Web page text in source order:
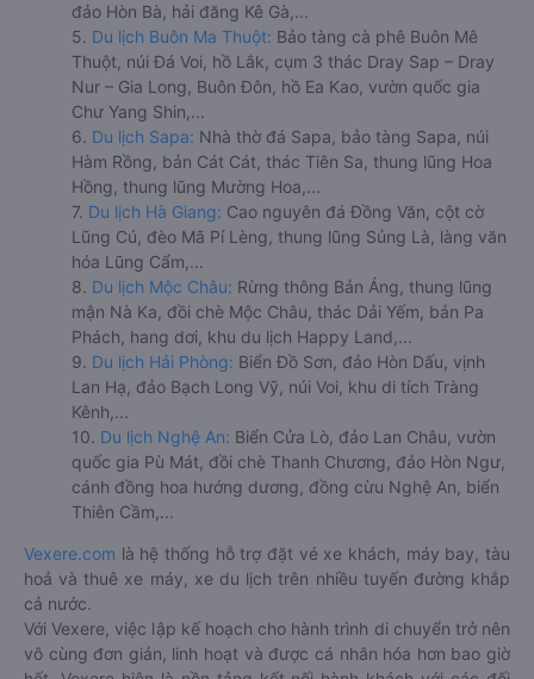
đảo Hòn Bà, hải đăng Kê Gà,...
5. Du lịch Buôn Ma Thuột: Bảo tàng cà phê Buôn Mê
Thuột, núi Đá Voi, hồ Lắk, cụm 3 thác Dray Sap – Dray
Nur – Gia Long, Buôn Đôn, hồ Ea Kao, vườn quốc gia
Chư Yang Shin,...
6. Du lịch Sapa: Nhà thờ đá Sapa, bảo tàng Sapa, núi
Hàm Rồng, bản Cát Cát, thác Tiên Sa, thung lũng Hoa
Hồng, thung lũng Mường Hoa,...
7. Du lịch Hà Giang: Cao nguyên đá Đồng Văn, cột cờ
Lũng Cú, đèo Mã Pí Lèng, thung lũng Sủng Là, làng văn
hóa Lũng Cẩm,...
8. Du lịch Mộc Châu: Rừng thông Bản Áng, thung lũng
mận Nà Ka, đồi chè Mộc Châu, thác Dải Yếm, bản Pa
Phách, hang dơi, khu du lịch Happy Land,...
9. Du lịch Hải Phòng: Biển Đồ Sơn, đảo Hòn Dấu, vịnh
Lan Hạ, đảo Bạch Long Vỹ, núi Voi, khu di tích Tràng
Kênh,...
10. Du lịch Nghệ An: Biển Cửa Lò, đảo Lan Châu, vườn
quốc gia Pù Mát, đồi chè Thanh Chương, đảo Hòn Ngư,
cánh đồng hoa hướng dương, đồng cừu Nghệ An, biển
Thiên Cầm,...
Vexere.com là hệ thống hỗ trợ đặt vé xe khách, máy bay, tàu
hoả và thuê xe máy, xe du lịch trên nhiều tuyến đường khắp
cả nước.
Với Vexere, việc lập kế hoạch cho hành trình di chuyển trở nên
vô cùng đơn giản, linh hoạt và được cá nhân hóa hơn bao giờ